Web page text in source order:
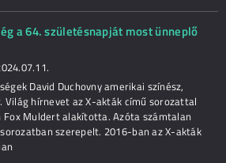
a 64. születésnapját most ünneplő
David Duchovny amerikai színész,
Világ hírnevet az X-akták című sorozattal
Fox Muldert alakította. Azóta számtalan
szerepelt. 2016-ban az X-akták